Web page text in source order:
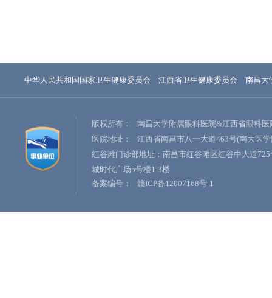
中华人民共和国国家卫生健康委员会 江西省卫生健康委员会 南昌大
版权所有：
南昌大学附属眼科医院&江西省眼科医
医院地址：
江西省南昌市八一大道463号(南大医
红谷滩门诊部地址：南昌市红谷滩区红谷中大道725
城时代广场5号楼1-3楼
备案编号：
赣ICP备12007168号-1